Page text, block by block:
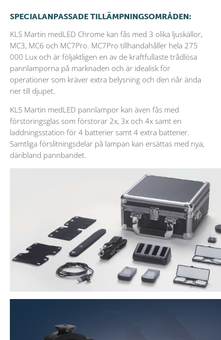
SPECIALANPASSADE TILLÄMPNINGSOMRÅDEN:
KLS Martin medLED Chrome kan fås med 3 olika ljuskällor,
MC3, MC6 och MC7Pro. MC7Pro tillhandahåller hela 275
000 Lux och är följaktligen en av de kraftfullaste trådlösa
pannlamporna på marknaden och är idealisk för
operationer som kräver extra belysning och den når ända
ner till djupet.
KLS Martin medLED pannlampor kan även fås med
förstoringsglas som förstorar 2x, 3x och 4x samt en
laddningsstation för 4 batterier samt 4 extra batterier.
Samtliga förslitningsdelar på lampan kan ersättas med nya,
däribland pannbandet.